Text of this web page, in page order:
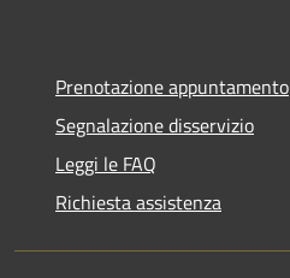
Prenotazione appuntamento
Segnalazione disservizio
Leggi le FAQ
Richiesta assistenza